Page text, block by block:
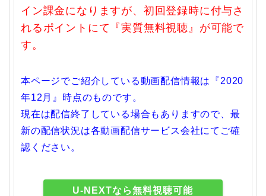
イン課金になりますが、初回登録時に付与さ
れるポイントにて『実質無料視聴』が可能で
す。
本ページでご紹介している動画配信情報は『2020
年12月』時点のものです。
現在は配信終了している場合もありますので、最
新の配信状況は各動画配信サービス会社にてご確
認ください。
U-NEXTなら無料視聴可能